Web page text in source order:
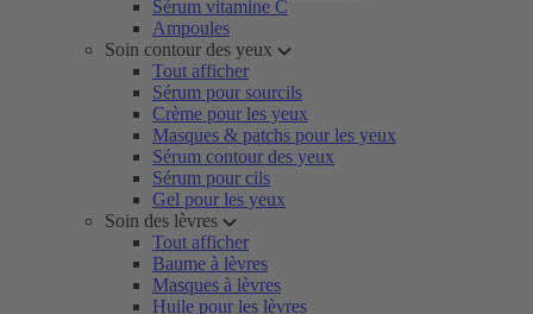
Sérum vitamine C
Ampoules
Soin contour des yeux
Tout afficher
Sérum pour sourcils
Crème pour les yeux
Masques & patchs pour les yeux
Sérum contour des yeux
Sérum pour cils
Gel pour les yeux
Soin des lèvres
Tout afficher
Baume à lèvres
Masques à lèvres
Huile pour les lèvres